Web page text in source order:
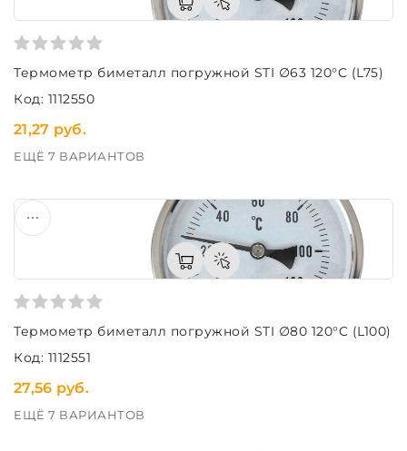
Термометр биметалл погружной STI ∅63 120°C (L75)
Код: 1112550
21,27 руб.
ЕЩЁ 7 ВАРИАНТОВ
Термометр биметалл погружной STI ∅80 120°C (L100)
Код: 1112551
27,56 руб.
ЕЩЁ 7 ВАРИАНТОВ